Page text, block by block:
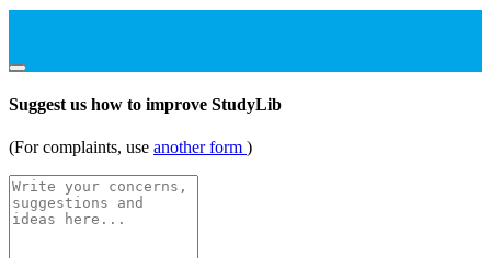
Suggest us how to improve StudyLib
(For complaints, use another form )